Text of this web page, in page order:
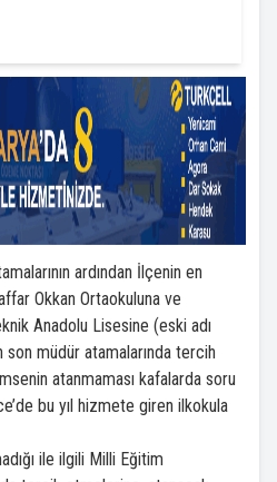
ardından İlçenin en
Okkan Ortaokuluna ve
Anadolu Lisesine (eski adı
son müdür atamalarında tercih
atanmaması kafalarda soru
bu yıl hizmete giren ilkokula
ile ilgili Milli Eğitim